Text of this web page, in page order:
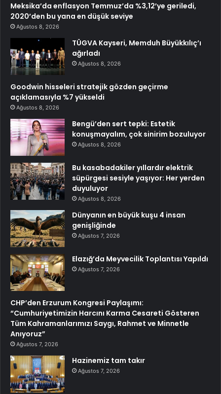
Meksika’da enflasyon Temmuz’da %3,12’ye geriledi,
2020’den bu yana en düşük seviye
Ağustos 8, 2026
TÜGVA Kayseri, Memduh Büyükkılıç’ı
ağırladı
Ağustos 8, 2026
Goodwin hisseleri stratejik gözden geçirme
açıklamasıyla %7 yükseldi
Ağustos 8, 2026
Bengü’den sert tepki: Estetik
konuşmayalım, çok sinirim bozuluyor
Ağustos 8, 2026
Bu kasabadakiler yıllardır elektrik
süpürgesi sesiyle yaşıyor: Her yerden
duyuluyor
Ağustos 8, 2026
Dünyanın en büyük kuşu 4 insan
genişliğinde
Ağustos 7, 2026
Elazığ’da Meyvecilik Toplantısı Yapıldı
Ağustos 7, 2026
CHP’den Erzurum Kongresi Paylaşımı:
“Cumhuriyetimizin Harcını Karma Cesareti Gösteren
Tüm Kahramanlarımızı Saygı, Rahmet ve Minnetle
Anıyoruz”
Ağustos 7, 2026
Hazinemiz tam takır
Ağustos 7, 2026